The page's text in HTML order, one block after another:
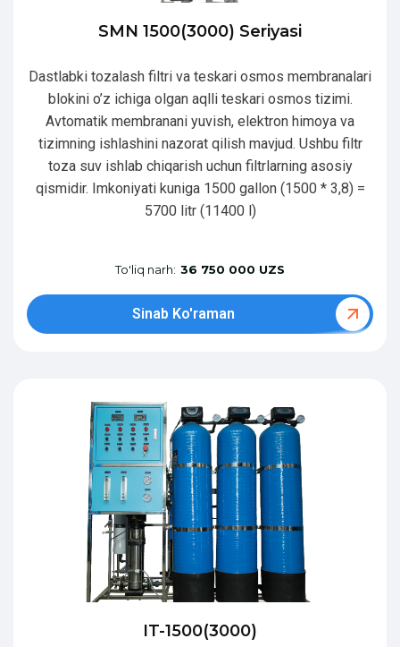
SMN 1500(3000) Seriyasi
Dastlabki tozalash filtri va teskari osmos membranalari
blokini o’z ichiga olgan aqlli teskari osmos tizimi.
Avtomatik membranani yuvish, elektron himoya va
tizimning ishlashini nazorat qilish mavjud. Ushbu filtr
toza suv ishlab chiqarish uchun filtrlarning asosiy
qismidir. Imkoniyati kuniga 1500 gallon (1500 * 3,8) =
5700 litr (11400 l)
To'liq narh: 36 750 000 UZS
Sinab Ko'raman
IT-1500(3000)